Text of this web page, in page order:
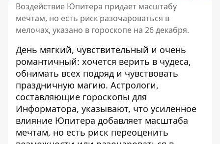
Воздействие Юпитера придает масштабу
мечтам, но есть риск разочароваться в
мелочах, указано в гороскопе на 26 декабря.
День мягкий, чувствительный и очень
романтичный: хочется верить в чудеса,
обнимать всех подряд и чувствовать
праздничную магию. Астрологи,
составляющие гороскопы для
Информатора, указывают, что усиленное
влияние Юпитера добавляет масштаба
мечтам, но есть риск переоценить